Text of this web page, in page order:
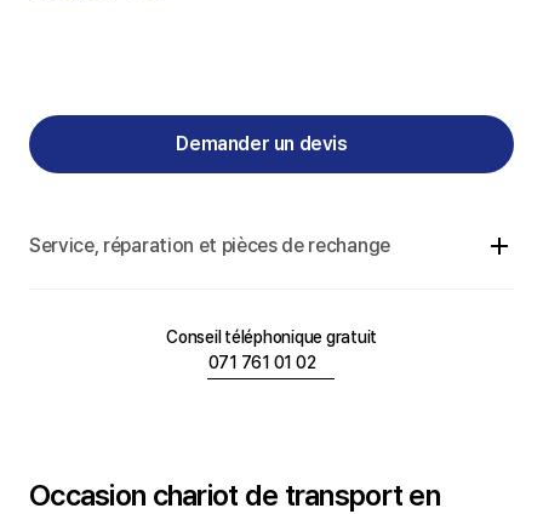
Demander un devis
Service, réparation et pièces de rechange
Conseil téléphonique gratuit
071 761 01 02
Occasion chariot de transport en